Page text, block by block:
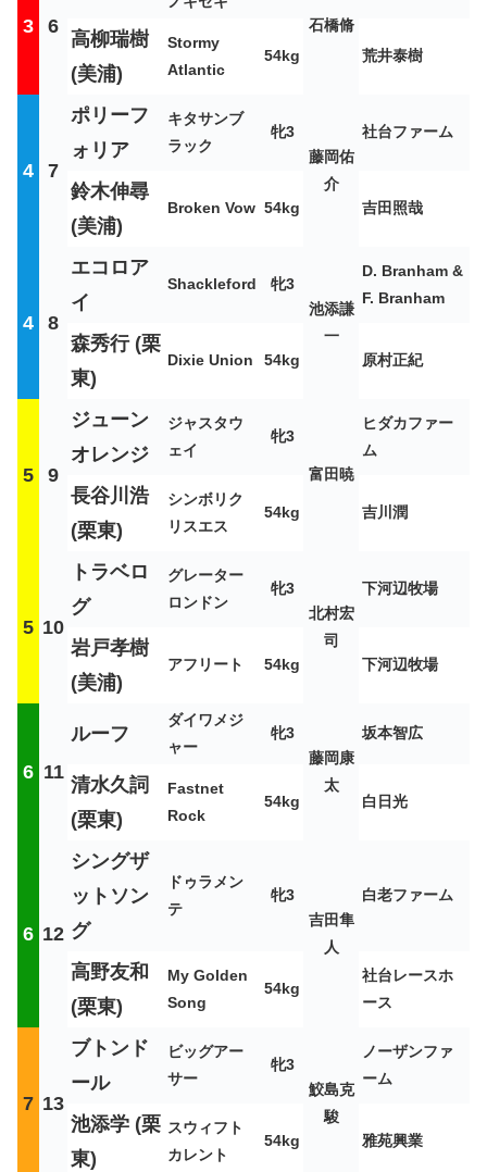
3 6
石橋脩
高柳瑞樹
(美浦)
Stormy
Atlantic
54kg 荒井泰樹
4 7
ポリーフ
ォリア
キタサンブ
ラック
牝3
藤岡佑
介
社台ファーム
鈴木伸尋
(美浦)
Broken Vow 54kg 吉田照哉
4 8
エコロア
イ
Shackleford
牝3
池添謙
一
D. Branham &
F. Branham
森秀行 (栗
東)
Dixie Union 54kg 原村正紀
5 9
ジューン
オレンジ
ジャスタウ
ェイ
牝3
富田暁
ヒダカファー
ム
長谷川浩
(栗東)
シンボリク
リスエス
54kg 吉川潤
5 10
トラベロ
グ
グレーター
ロンドン
牝3
北村宏
司
下河辺牧場
岩戸孝樹
(美浦)
アフリート 54kg 下河辺牧場
6 11
ルーフ
ダイワメジ
ャー
牝3
藤岡康
太
坂本智広
清水久詞
(栗東)
Fastnet
Rock
54kg 白日光
6 12
シングザ
ットソン
グ
ドゥラメン
テ
牝3
吉田隼
人
白老ファーム
高野友和
(栗東)
My Golden
Song
54kg
社台レースホ
ース
7 13
ブトンド
ール
ビッグアー
サー
牝3
鮫島克
駿
ノーザンファ
ーム
池添学 (栗
東)
スウィフト
カレント
54kg 雅苑興業